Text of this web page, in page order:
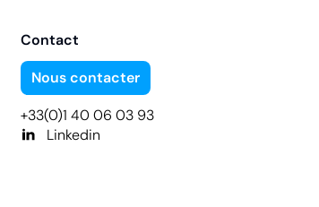
Contact
Nous contacter
+33(0)1 40 06 03 93
Linkedin